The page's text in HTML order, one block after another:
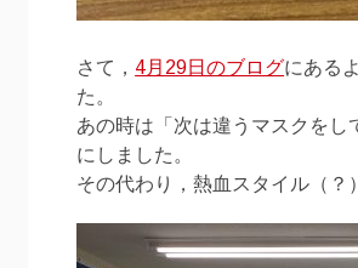
さて， 4月29日のブログにある
た。
あの時は「次は違うマスクを
にしました。
その代わり，熱血スタイル（？